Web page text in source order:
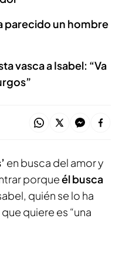
parecido un hombre
vasca a Isabel: “Va
en busca del amor y
porqueél busca
quién se lo ha
quiere es “una